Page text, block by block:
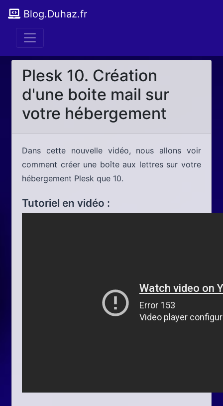
Blog.Duhaz.fr
Plesk 10. Création
d'une boite mail sur
votre hébergement
Dans cette nouvelle vidéo, nous allons voir
comment créer une boîte aux lettres sur votre
hébergement Plesk que 10.
Tutoriel en vidéo :